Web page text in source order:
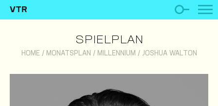
VTR
SPIELPLAN
HOME / MONATSPLAN / MILLENNIUM / JOSHUA WALTON